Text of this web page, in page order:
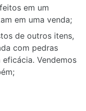
em um
em uma venda;
de outros itens,
com pedras
Vendemos